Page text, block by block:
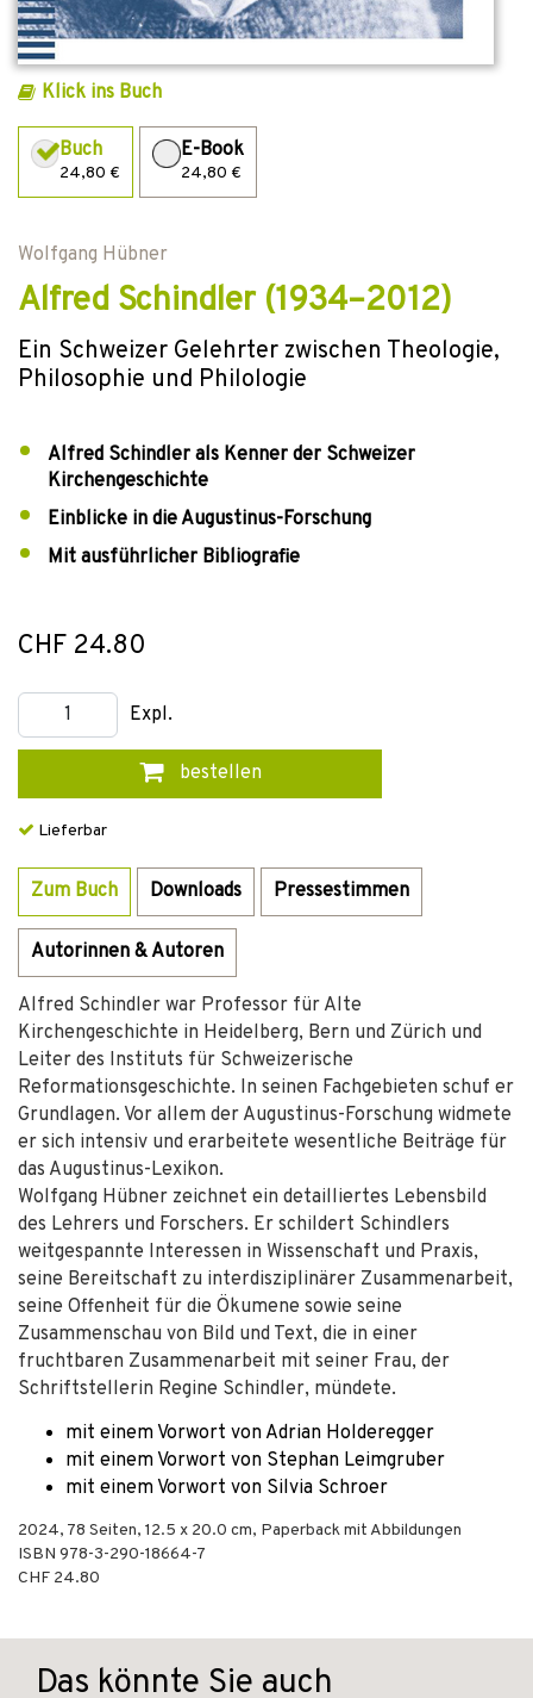
Klick ins Buch
Buch
24,80 €
E-Book
24,80 €
Wolfgang Hübner
Alfred Schindler (1934–2012)
Ein Schweizer Gelehrter zwischen Theologie,
Philosophie und Philologie
Alfred Schindler als Kenner der Schweizer
Kirchengeschichte
Einblicke in die Augustinus-Forschung
Mit ausführlicher Bibliografie
CHF 24.80
Expl.
bestellen
Lieferbar
Zum Buch Downloads Pressestimmen
Autorinnen & Autoren
Alfred Schindler war Professor für Alte
Kirchengeschichte in Heidelberg, Bern und Zürich und
Leiter des Instituts für Schweizerische
Reformationsgeschichte. In seinen Fachgebieten schuf er
Grundlagen. Vor allem der Augustinus-Forschung widmete
er sich intensiv und erarbeitete wesentliche Beiträge für
das Augustinus-Lexikon.
Wolfgang Hübner zeichnet ein detailliertes Lebensbild
des Lehrers und Forschers. Er schildert Schindlers
weitgespannte Interessen in Wissenschaft und Praxis,
seine Bereitschaft zu interdisziplinärer Zusammenarbeit,
seine Offenheit für die Ökumene sowie seine
Zusammenschau von Bild und Text, die in einer
fruchtbaren Zusammenarbeit mit seiner Frau, der
Schriftstellerin Regine Schindler, mündete.
mit einem Vorwort von Adrian Holderegger
mit einem Vorwort von Stephan Leimgruber
mit einem Vorwort von Silvia Schroer
2024, 78 Seiten, 12.5 x 20.0 cm, Paperback mit Abbildungen
ISBN 978-3-290-18664-7
CHF 24.80
Das könnte Sie auch